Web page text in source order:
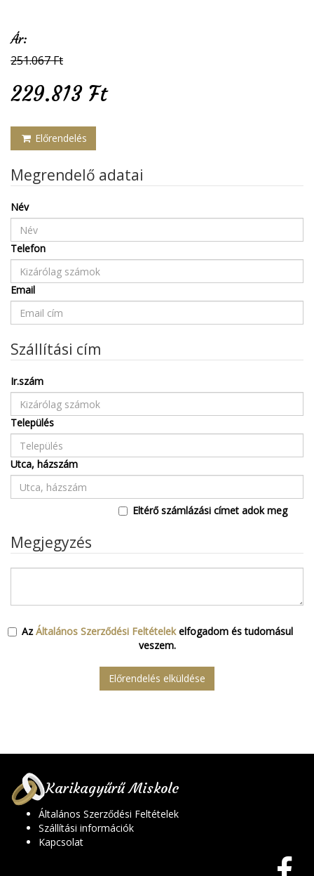
Ár:
251.067 Ft
229.813 Ft
Előrendelés
Megrendelő adatai
Név
Telefon
Email
Szállítási cím
Ir.szám
Település
Utca, házszám
Eltérő számlázási címet adok meg
Megjegyzés
AzÁltalános Szerződési Feltételekelfogadom és tudomásul
veszem.
Előrendelés elküldése
Karikagyűrű Miskolc
Általános Szerződési Feltételek
Szállítási információk
Kapcsolat